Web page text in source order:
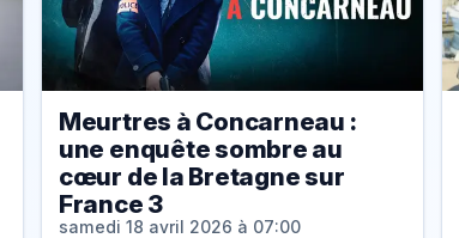
Meurtres à Concarneau :
une enquête sombre au
cœur de la Bretagne sur
France 3
samedi 18 avril 2026 à 07:00